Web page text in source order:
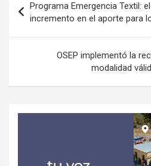
de
entradas
Programa Emergencia Textil:
incremento en el aporte para
OSEP implementó la
modalidad